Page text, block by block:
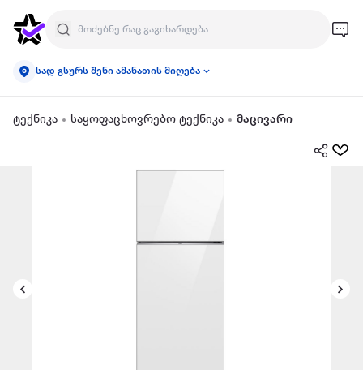
სად გსურს შენი ამანათის მიღება
ტექნიკა საყოფაცხოვრებო ტექნიკა მაცივარი